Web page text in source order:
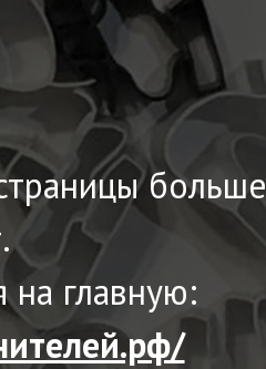
больше
на главную: